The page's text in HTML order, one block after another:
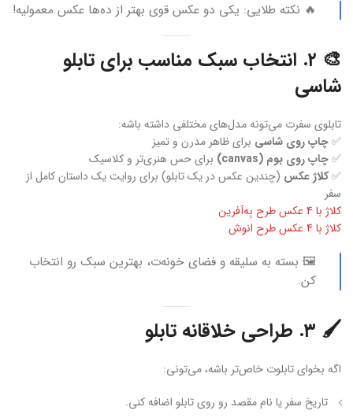
🔥 نکته طلایی: یکی دو عکس قوی بهتر از ده‌ها عکس معمولیه!
🎨 ۲. انتخاب سبک مناسب برای تابلو
شاسی
تابلوی سفرت می‌تونه مدل‌های مختلفی داشته باشه:
✅چاپ روی شاسی برای ظاهر مدرن و تمیز
✅چاپ روی بوم (canvas)
برای حس هنری‌تر و کلاسیک
✅کلاژ عکس (چندین عکس در یک تابلو) برای روایت یک داستان کامل از
سفر
کلاژ با 4 عکس طرح بِه‌آفرین
کلاژ با 4 عکس طرح انوش
🖼 بسته به سلیقه و فضای خونه‌ت، بهترین سبک رو انتخاب
کن.
🖌️ ۳. طراحی خلاقانه تابلو
اگه بخوای تابلوت خاص‌تر باشه، می‌تونی:
تاریخ سفر یا نام مقصد رو روی تابلو اضافه کنی.